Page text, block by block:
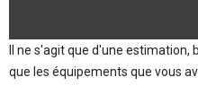
Il ne s'agit que d'une estimation,
que les équipements que vous